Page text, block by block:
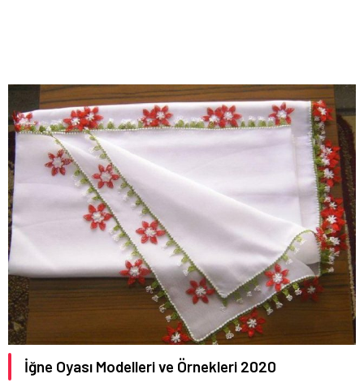
İğne Oyası Modelleri ve Örnekleri 2020